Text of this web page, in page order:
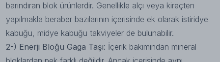
barındıran blok ürünlerdir. Genellikle alçı veya kireçten
yapılmakla beraber bazılarının içerisinde ek olarak istiridye
kabuğu, midye kabuğu takviyeler de bulunabilir.
2-) Enerji Bloğu Gaga Taşı: İçerik bakımından mineral